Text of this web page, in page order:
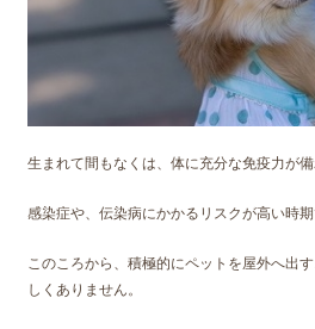
生まれて間もなくは、体に充分な免疫力が備
感染症や、伝染病にかかるリスクが高い時期
このころから、積極的にペットを屋外へ出
しくありません。